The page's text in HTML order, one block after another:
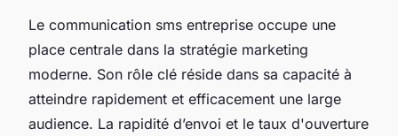
Le communication sms entreprise occupe une
place centrale dans la stratégie marketing
moderne. Son rôle clé réside dans sa capacité à
atteindre rapidement et efficacement une large
audience. La rapidité d’envoi et le taux d'ouverture